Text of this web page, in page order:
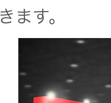
きます。